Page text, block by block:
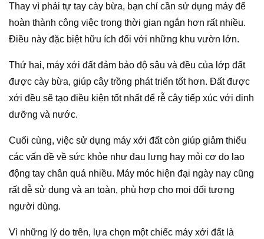
Thay vì phải tự tay cày bừa, bạn chỉ cần sử dụng máy để
hoàn thành công việc trong thời gian ngắn hơn rất nhiều.
Điều này đặc biệt hữu ích đối với những khu vườn lớn.
Thứ hai, máy xới đất đảm bảo độ sâu và đều của lớp đất
được cày bừa, giúp cây trồng phát triển tốt hơn. Đất được
xới đều sẽ tạo điều kiện tốt nhất để rễ cây tiếp xúc với dinh
dưỡng và nước.
Cuối cùng, việc sử dụng máy xới đất còn giúp giảm thiểu
các vấn đề về sức khỏe như đau lưng hay mỏi cơ do lao
động tay chân quá nhiều. Máy móc hiện đại ngày nay cũng
rất dễ sử dụng và an toàn, phù hợp cho mọi đối tượng
người dùng.
Vì những lý do trên, lựa chọn một chiếc máy xới đất là